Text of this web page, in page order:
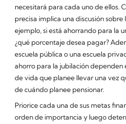
necesitará para cada uno de ellos.
precisa implica una discusión
ejemplo, si está ahorrando para la
¿qué porcentaje desea pagar?
escuela pública o una escuela
ahorro para la jubilación
de vida que planee llevar una vez
de cuándo planee pensionar.
Priorice cada una de sus metas
orden de importancia y luego